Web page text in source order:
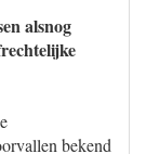
alsnog
bekend